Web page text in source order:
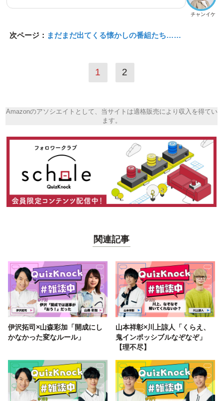
チャンイケ
次ページ： まだまだ出てくる懐かしの番組たち……
1 2
Amazonのアソシエイトとして、当サイトは適格販売により収入を得てい
ます。
関連記事
伊沢拓司×山森彩加「開成にし
かなかった変なルール」
山本祥彰×川上諒人「くらえ、
鬼インポッシブルなぞなぞ」
【理不尽】